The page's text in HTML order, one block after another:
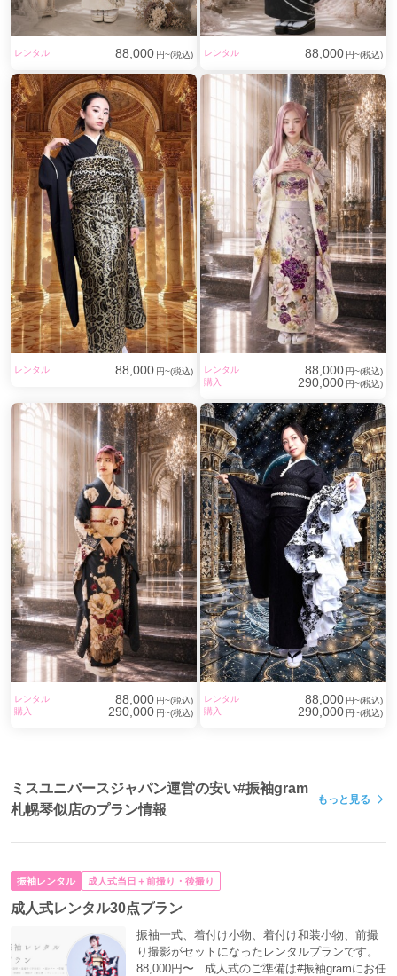
レンタル 88,000 円~(税込) レンタル 88,000 円~(税込)
レンタル 88,000 円~(税込) レンタル 88,000 円~(税込)
購入
290,000 円~(税込)
レンタル 88,000 円~(税込)
購入
290,000 円~(税込)
レンタル 88,000 円~(税込)
購入
290,000 円~(税込)
ミスユニバースジャパン運営の安い#振袖gram
札幌琴似店のプラン情報
もっと見る
振袖レンタル 成人式当日＋前撮り・後撮り
成人式レンタル30点プラン
振袖一式、着付け小物、着付け和装小物、前撮
り撮影がセットになったレンタルプランです。
88,000円〜 成人式のご準備は#振袖gramにお任